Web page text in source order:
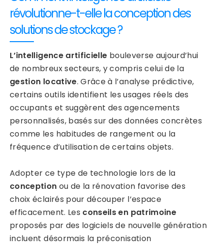
révolutionne-t-elle la conception des
solutions de stockage ?
L’intelligence artificielle bouleverse aujourd’hui
de nombreux secteurs, y compris celui de la
gestion locative. Grâce à l’analyse prédictive,
certains outils identifient les usages réels des
occupants et suggèrent des agencements
personnalisés, basés sur des données concrètes
comme les habitudes de rangement ou la
fréquence d’utilisation de certains objets.
Adopter ce type de technologie lors de la
conception ou de la rénovation favorise des
choix éclairés pour découper l’espace
efficacement. Les conseils en patrimoine
proposés par des logiciels de nouvelle génération
incluent désormais la préconisation